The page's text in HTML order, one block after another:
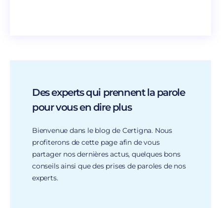
Des experts qui prennent la parole
pour vous en dire plus
Bienvenue dans le blog de Certigna. Nous
profiterons de cette page afin de vous
partager nos dernières actus, quelques bons
conseils ainsi que des prises de paroles de nos
experts.